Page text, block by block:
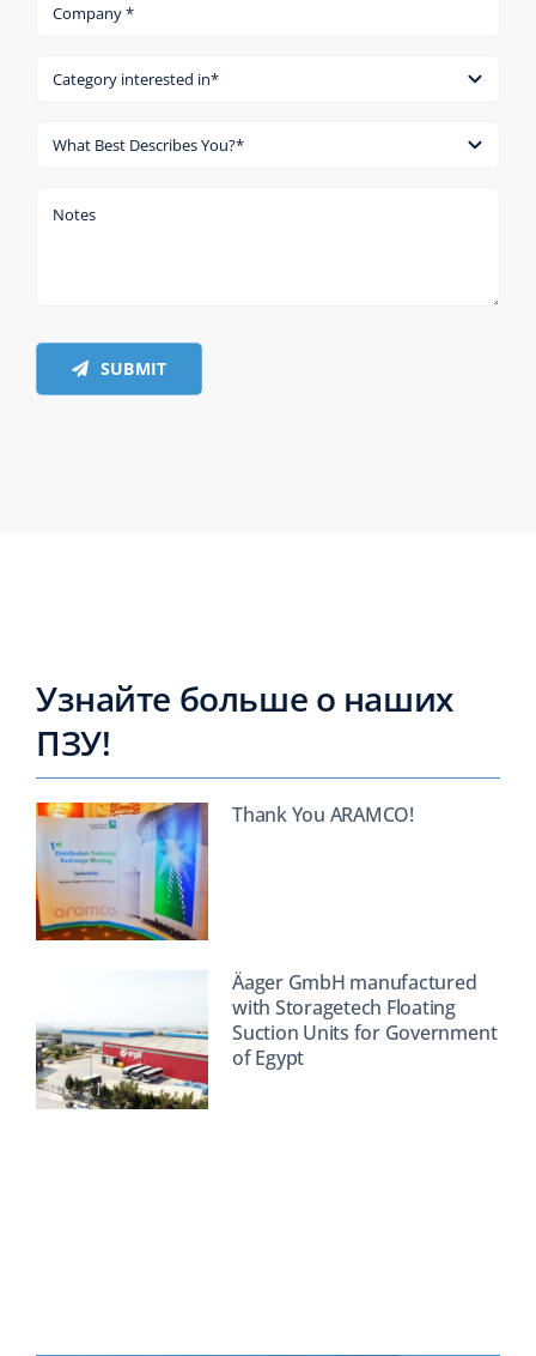
SUBMIT
Узнайте больше о наших
ПЗУ!
Thank You ARAMCO!
Äager GmbH manufactured
with Storagetech Floating
Suction Units for Government
of Egypt